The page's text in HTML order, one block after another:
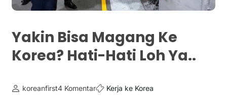
Yakin Bisa Magang Ke
Korea? Hati-Hati Loh Ya..
koreanfirst4 Komentar Kerja ke Korea